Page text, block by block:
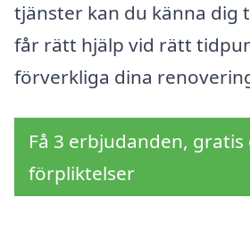
tjänster kan du känna dig
får rätt hjälp vid rätt
förverkliga dina
Få 3 erbjudanden,
förpliktelser